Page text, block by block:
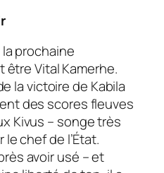
la prochaine
Vital Kamerhe.
la victoire de Kabila
des scores fleuves
Kivus – songe très
chef de l’État.
avoir usé – et